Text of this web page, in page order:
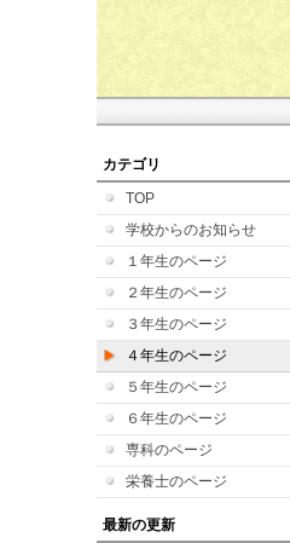
カテゴリ
TOP
学校からのお知らせ
１年生のページ
２年生のページ
３年生のページ
４年生のページ
５年生のページ
６年生のページ
専科のページ
栄養士のページ
最新の更新